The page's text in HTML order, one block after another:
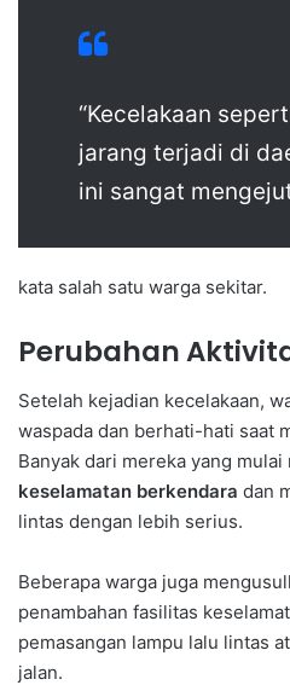
“Kecelakaan
jarang terjadi di
ini sangat
kata salah satu warga sekitar.
Perubahan
Setelah kejadian kecelakaan,
waspada dan berhati-hati saat
Banyak dari mereka yang
keselamatan berkendara dan
lintas dengan lebih serius.
Beberapa warga juga
penambahan fasilitas
pemasangan lampu lalu lintas
jalan.